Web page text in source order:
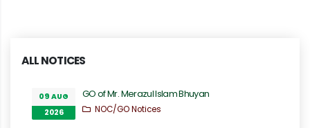
ALL NOTICES
09 AUG
2026
GO of Mr. Merazul Islam Bhuyan
NOC/GO Notices